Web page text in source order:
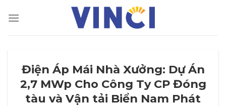
qua
Điện Áp Mái Nhà Xưởng: Dự Án
2,7 MWp Cho Công Ty CP Đóng
tàu và Vận tải Biển Nam Phát